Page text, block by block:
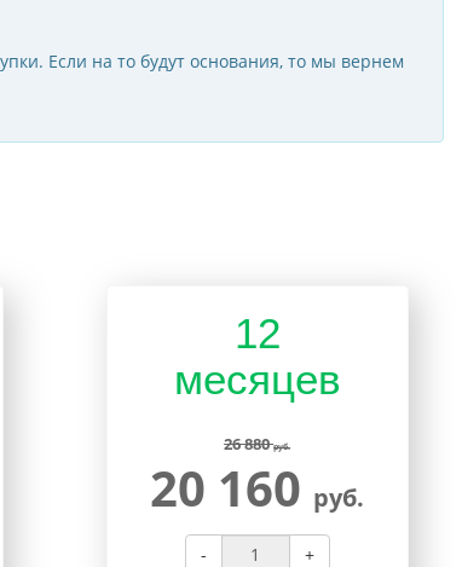
Если на то будут основания, то мы вернем
12
месяцев
26 880руб.
20 160 руб.
- +